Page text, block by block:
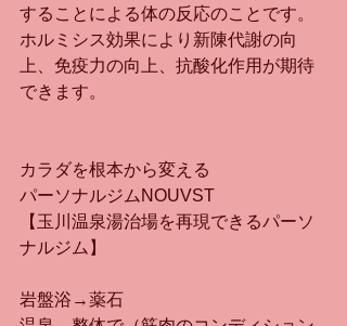
することによる体の反応のことです。
ホルミシス効果により新陳代謝の向
上、免疫力の向上、抗酸化作用が期待
できます。
カラダを根本から変える
パーソナルジムNOUVST
【玉川温泉湯治場を再現できるパーソ
ナルジム】
岩盤浴→薬石